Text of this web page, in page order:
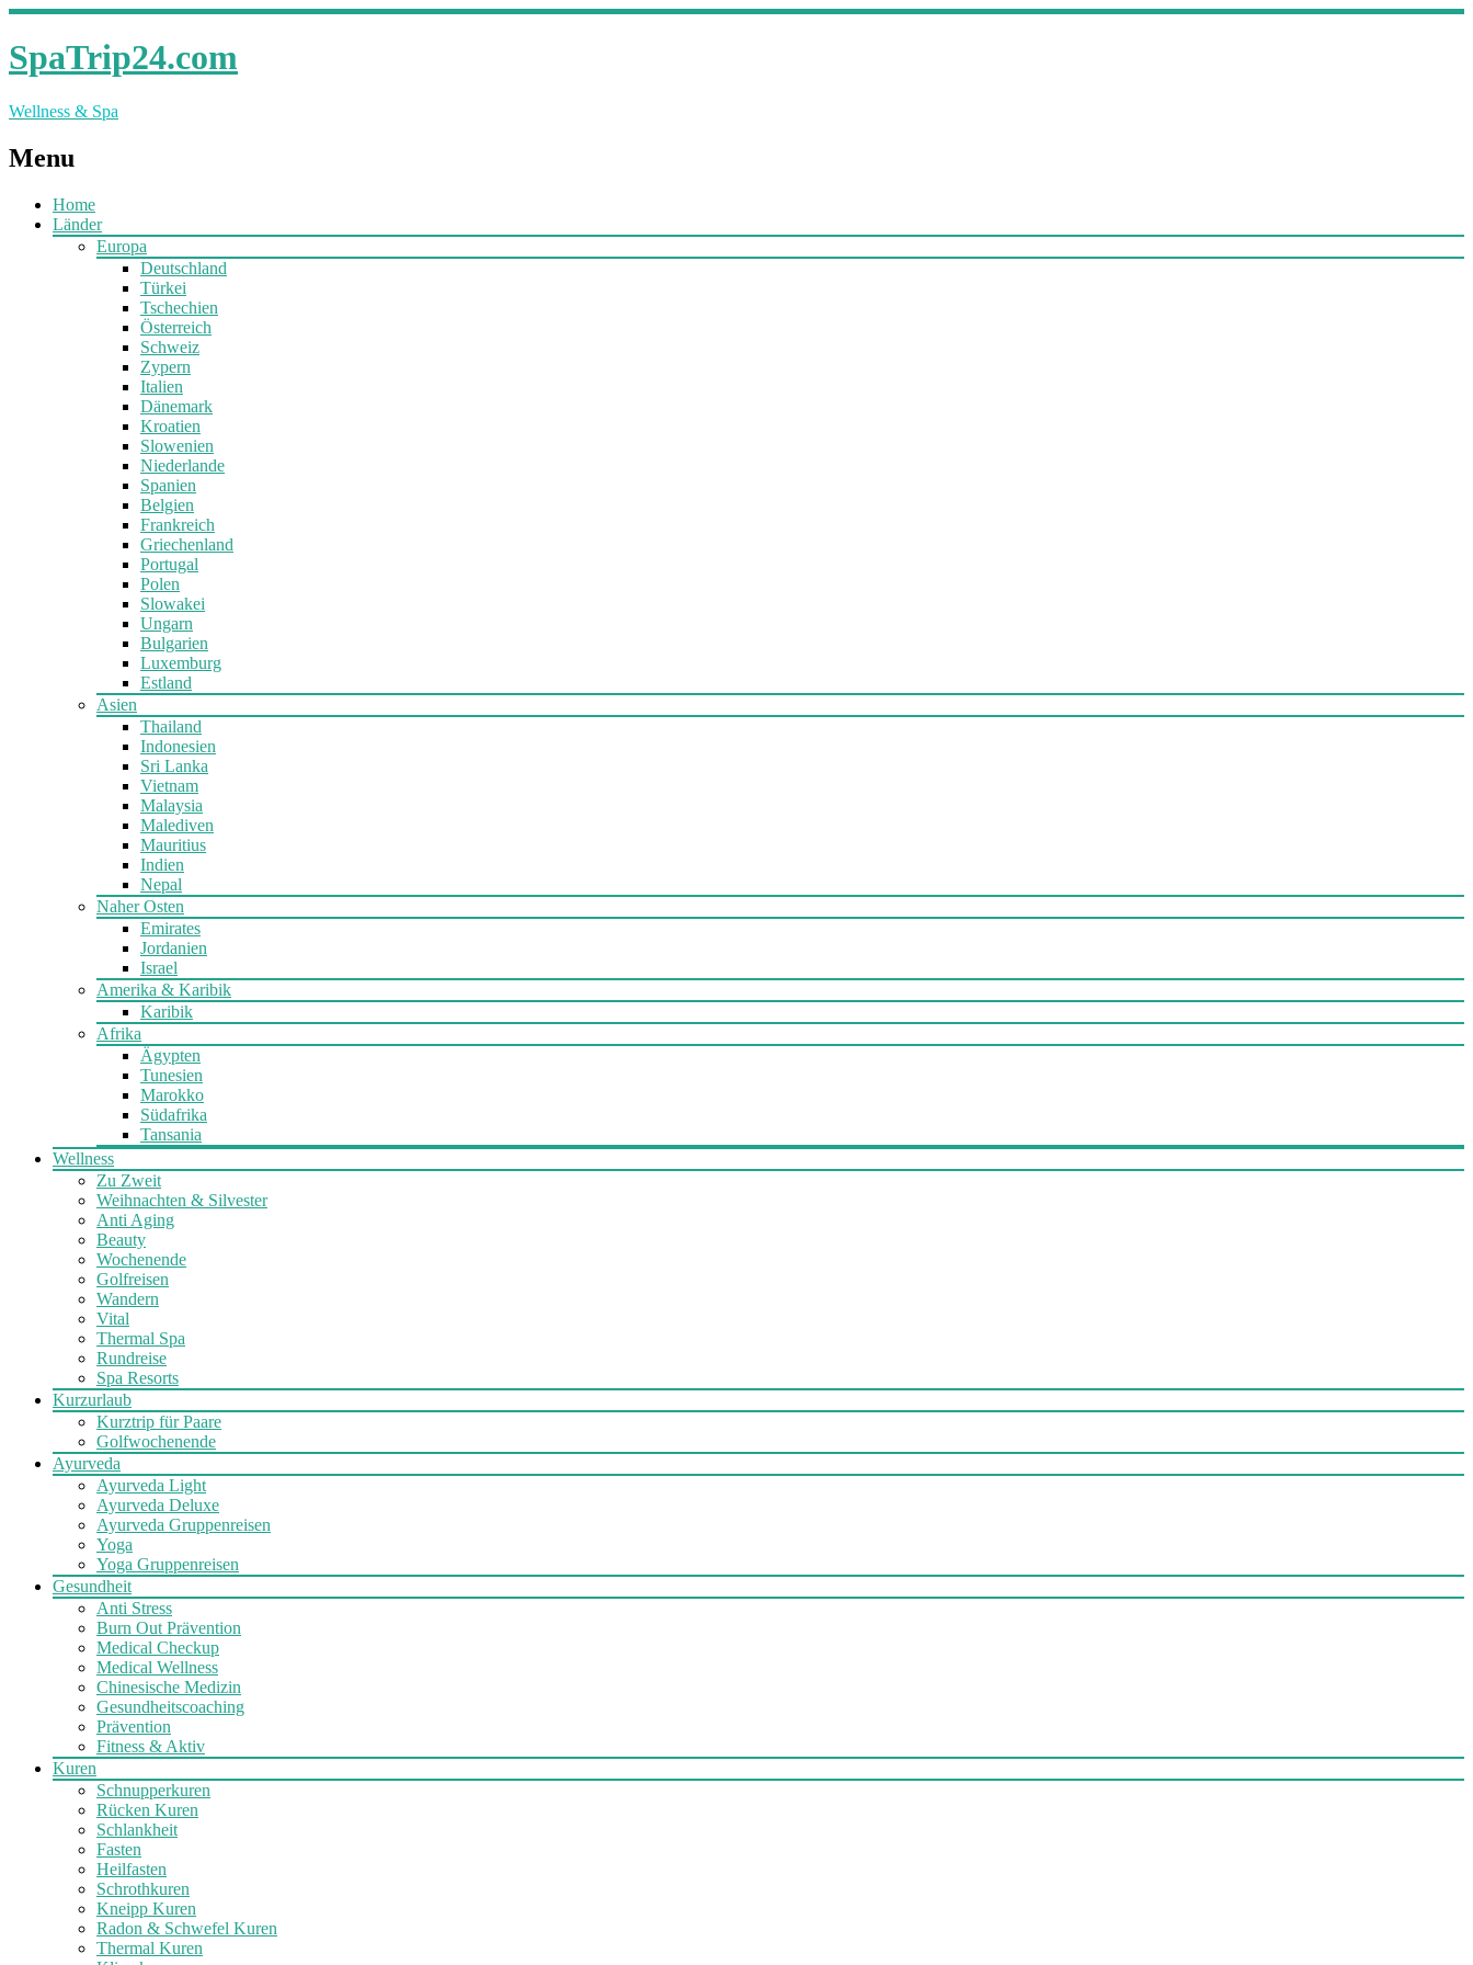
SpaTrip24.com
Wellness & Spa
Menu
Home
Länder
Europa
Deutschland
Türkei
Tschechien
Österreich
Schweiz
Zypern
Italien
Dänemark
Kroatien
Slowenien
Niederlande
Spanien
Belgien
Frankreich
Griechenland
Portugal
Polen
Slowakei
Ungarn
Bulgarien
Luxemburg
Estland
Asien
Thailand
Indonesien
Sri Lanka
Vietnam
Malaysia
Malediven
Mauritius
Indien
Nepal
Naher Osten
Emirates
Jordanien
Israel
Amerika & Karibik
Karibik
Afrika
Ägypten
Tunesien
Marokko
Südafrika
Tansania
Wellness
Zu Zweit
Weihnachten & Silvester
Anti Aging
Beauty
Wochenende
Golfreisen
Wandern
Vital
Thermal Spa
Rundreise
Spa Resorts
Kurzurlaub
Kurztrip für Paare
Golfwochenende
Ayurveda
Ayurveda Light
Ayurveda Deluxe
Ayurveda Gruppenreisen
Yoga
Yoga Gruppenreisen
Gesundheit
Anti Stress
Burn Out Prävention
Medical Checkup
Medical Wellness
Chinesische Medizin
Gesundheitscoaching
Prävention
Fitness & Aktiv
Kuren
Schnupperkuren
Rücken Kuren
Schlankheit
Fasten
Heilfasten
Schrothkuren
Kneipp Kuren
Radon & Schwefel Kuren
Thermal Kuren